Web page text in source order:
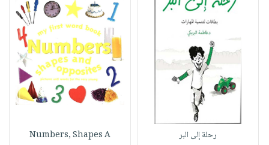
رحلة إلى البر Numbers, Shapes A